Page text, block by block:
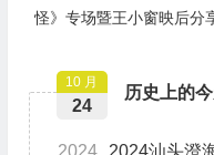
怪》专场暨王小窗映后分
历史上的
10 月
24
2024 2024汕头澄